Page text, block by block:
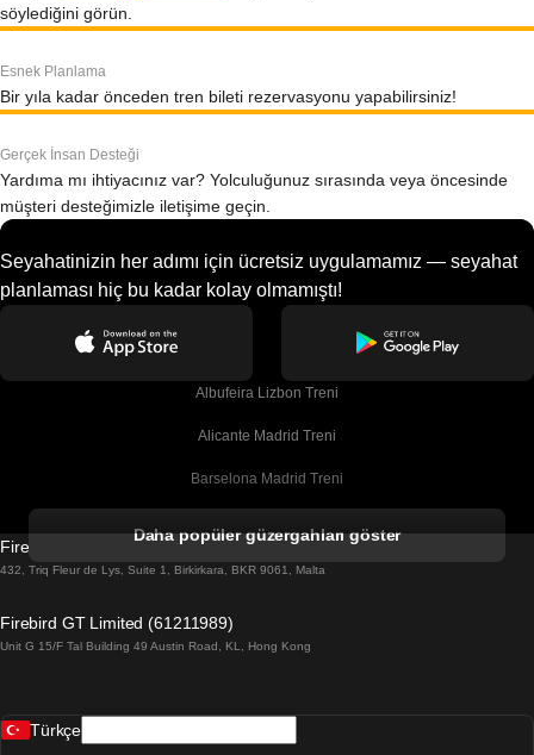
söylediğini görün.
Esnek Planlama
Bir yıla kadar önceden tren bileti rezervasyonu yapabilirsiniz!
Gerçek İnsan Desteği
Yardıma mı ihtiyacınız var? Yolculuğunuz sırasında veya öncesinde
müşteri desteğimizle iletişime geçin.
Seyahatinizin her adımı için ücretsiz uygulamamız — seyahat
planlaması hiç bu kadar kolay olmamıştı!
Albufeira Lizbon Treni
Alicante Madrid Treni
Barselona Madrid Treni
Barselona Sevilla Treni
Belfast Dublin Treni
Daha popüler güzergahları göster
Firebird GT Limited (OC 1451)
432, Triq Fleur de Lys, Suite 1, Birkirkara, BKR 9061, Malta
Firebird GT Limited (61211989)
Unit G 15/F Tal Building 49 Austin Road, KL, Hong Kong
Türkçe